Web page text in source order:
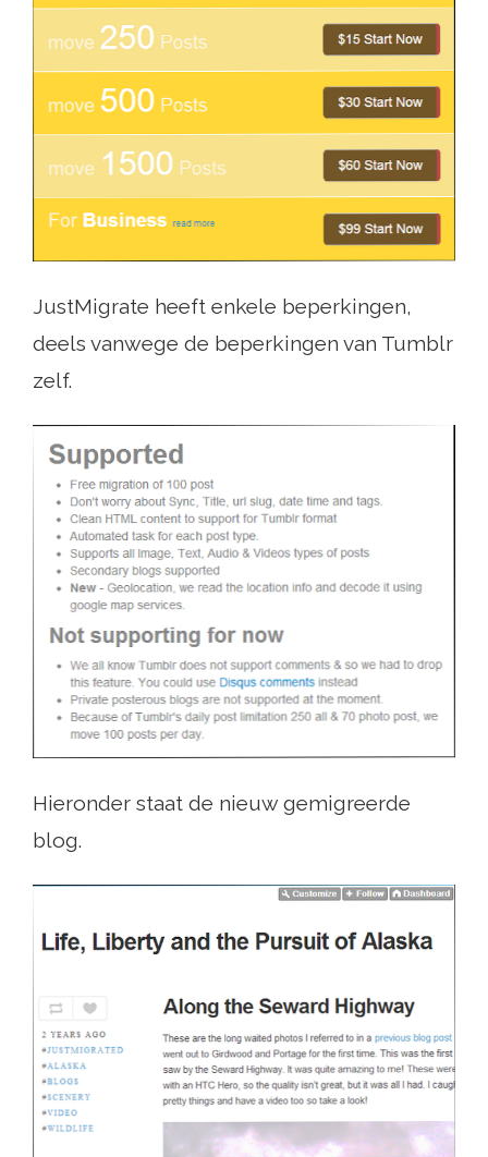
JustMigrate heeft enkele beperkingen,
deels vanwege de beperkingen van Tumblr
zelf.
Hieronder staat de nieuw gemigreerde
blog.